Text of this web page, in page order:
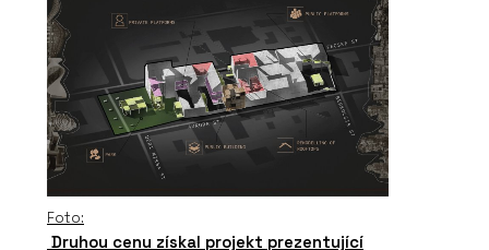
Foto:
Druhou cenu získal projekt prezentující